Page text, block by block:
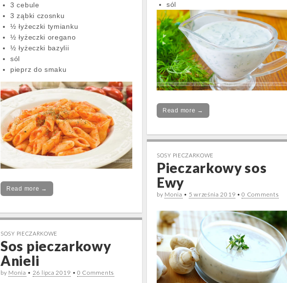
3 cebule
3 ząbki czosnku
½ łyżeczki tymianku
½ łyżeczki oregano
½ łyżeczki bazylii
sól
pieprz do smaku
Read more →
sól
Read more →
SOSY PIECZARKOWE
Pieczarkowy sos
Ewy
by Monia • 5 września 2019 •0 Comments
SOSY PIECZARKOWE
Sos pieczarkowy
Anieli
by Monia • 26 lipca 2019 • 0 Comments